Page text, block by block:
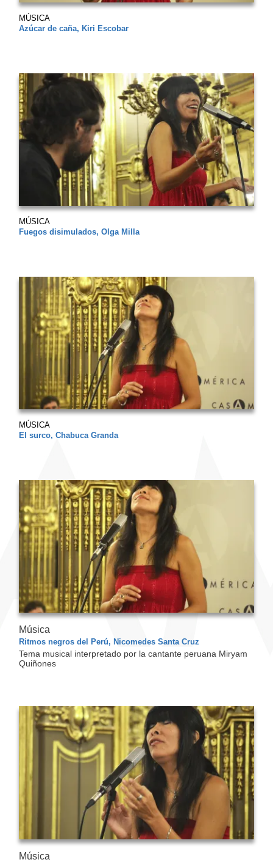
MÚSICA
Azúcar de caña, Kiri Escobar
MÚSICA
Fuegos disimulados, Olga Milla
MÚSICA
El surco, Chabuca Granda
Música
Ritmos negros del Perú, Nicomedes Santa Cruz
Tema musical interpretado por la cantante peruana Miryam
Quiñones
Música